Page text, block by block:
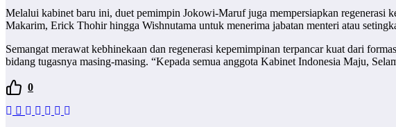
Melalui kabinet baru ini, duet pemimpin Jokowi-Maruf juga mempersiapkan
Makarim, Erick Thohir hingga Wishnutama untuk menerima jabatan menteri atau
Semangat merawat kebhinekaan dan regenerasi kepemimpinan terpancar kuat dari
bidang tugasnya masing-masing. “Kepada semua anggota Kabinet Indonesia Maju,
0